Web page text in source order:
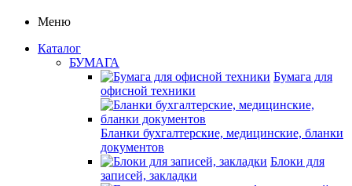
Меню
Каталог
БУМАГА
Бумага для
офисной техники
Бланки бухгалтерские, медицинские, бланки
документов
Блоки для
записей, закладки